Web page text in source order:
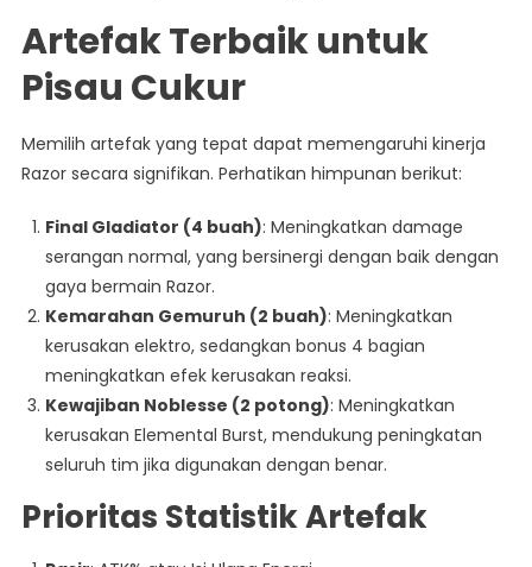
Artefak Terbaik untuk
Pisau Cukur
Memilih artefak yang tepat dapat memengaruhi kinerja
Razor secara signifikan. Perhatikan himpunan berikut:
Final Gladiator (4 buah): Meningkatkan damage
serangan normal, yang bersinergi dengan baik dengan
gaya bermain Razor.
Kemarahan Gemuruh (2 buah): Meningkatkan
kerusakan elektro, sedangkan bonus 4 bagian
meningkatkan efek kerusakan reaksi.
Kewajiban Noblesse (2 potong): Meningkatkan
kerusakan Elemental Burst, mendukung peningkatan
seluruh tim jika digunakan dengan benar.
Prioritas Statistik Artefak